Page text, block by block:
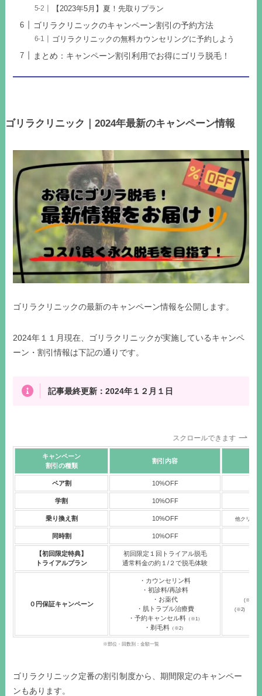
【2023年5月】夏！先取りプラン
ゴリラクリニックのキャンペーン割引の予約方法
ゴリラクリニックの無料カウンセリングに予約しよう
まとめ：キャンペーン割引利用でお得にゴリラ脱毛！
ゴリラクリニック｜2024年最新のキャンペーン情報
ゴリラクリニックの最新のキャンペーン情報を公開します。
2024年１１月現在、ゴリラクリニックが実施しているキャンペ
ーン・割引情報は下記の通りです。
記事最終更新：2024年１２月１日
スクロールできます
キャンペーン
割引の種類
割引内容
ペア割 10%OFF
学割 10%OFF
乗り換え割 10%OFF 他クリニ
同時割 10%OFF
【初回限定特典】
トライアルプラン
初回限定１回トライアル脱毛
通常料金の約１/２で脱毛体験
０円保証キャンペーン
・カウンセリン料
・初診料/再診料
・お薬代
・肌トラブル治療費
・予約キャンセル料（※1）
・剃毛料 （※2）
(※1) 予
(※2) 剃り残
※部位・回数別：金額一覧
ゴリラクリニック定番の割引制度から、期間限定のキャンペー
ンもあります。